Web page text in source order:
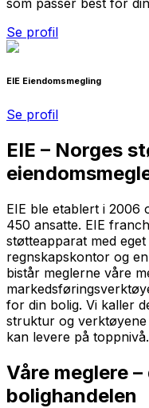
Se profil
EIE Eiendomsmegling
Se profil
EIE – Norges
EIE ble etablert i 2006
450 ansatte. EIE
støtteapparat med
regnskapskontor og
bistår meglerne våre
for din bolig. Vi kaller
struktur og
kan levere på
Våre meglere
bolighandelen